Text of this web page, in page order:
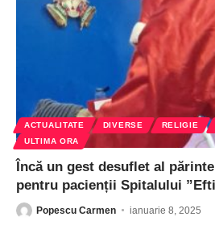
ACTUALITATE DIVERSE RELIGIE
ULTIMA ORA
Încă un gest desuflet al
pentru pacienții Spitalului
Popescu Carmen ianuarie 8, 2025